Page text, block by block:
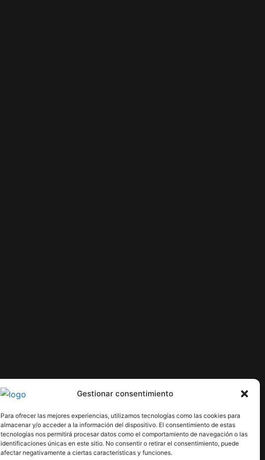
Gestionar consentimiento
Para ofrecer las mejores experiencias, utilizamos tecnologías como las cookies para
almacenar y/o acceder a la información del dispositivo. El consentimiento de estas
tecnologías nos permitirá procesar datos como el comportamiento de navegación o las
identificaciones únicas en este sitio. No consentir o retirar el consentimiento, puede
afectar negativamente a ciertas características y funciones.